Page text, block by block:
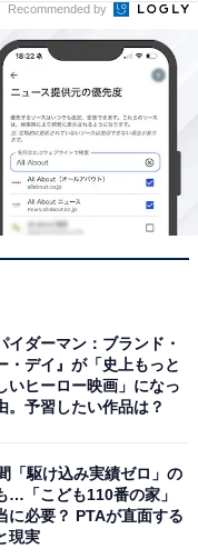
Recommended by
イダーマン：ブランド・
・デイ』が「史上もっと
いヒーロー映画」になっ
。予習したい作品は？
「駆け込み実績ゼロ」の
…「こども110番の家」
に必要？ PTAが直面する
現実